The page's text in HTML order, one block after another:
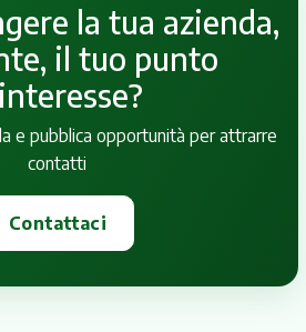
la tua azienda,
il tuo punto
e pubblica opportunità per attrarre
contatti
Contattaci